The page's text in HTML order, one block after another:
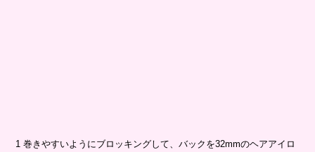
1 巻きやすいようにブロッキングして、バックを32mmのヘアアイロ